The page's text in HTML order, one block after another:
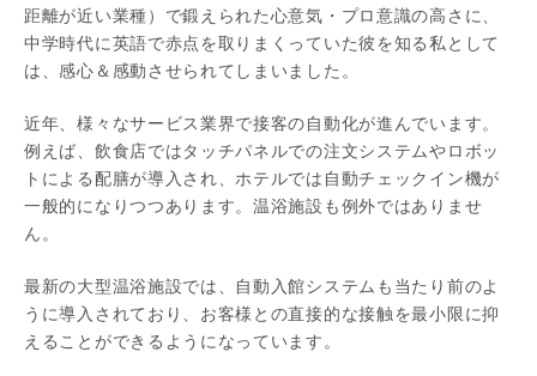
距離が近い業種）で鍛えられた心意気・プロ意識の高さに、
中学時代に英語で赤点を取りまくっていた彼を知る私として
は、感心＆感動させられてしまいました。
近年、様々なサービス業界で接客の自動化が進んでいます。
例えば、飲食店ではタッチパネルでの注文システムやロボッ
トによる配膳が導入され、ホテルでは自動チェックイン機が
一般的になりつつあります。温浴施設も例外ではありませ
ん。
最新の大型温浴施設では、自動入館システムも当たり前のよ
うに導入されており、お客様との直接的な接触を最小限に抑
えることができるようになっています。